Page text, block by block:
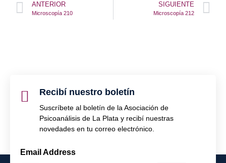
ANTERIOR
Microscopía 210
SIGUIENTE
Microscopía 212
Recibí nuestro boletín
Suscríbete al boletín de la Asociación de
Psicoanálisis de La Plata y recibí nuestras
novedades en tu correo electrónico.
Email Address